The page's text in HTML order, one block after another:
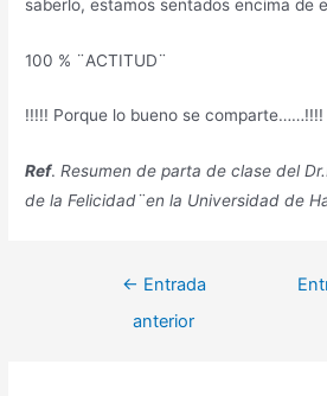
saberlo, estamos sentados encima de
100 % ¨ACTITUD¨
!!!!! Porque lo bueno se comparte……!!!!
Ref.Resumen de parta de clase del
de la Felicidad¨en la Universidad de
Navegación
← Entrada
anterior